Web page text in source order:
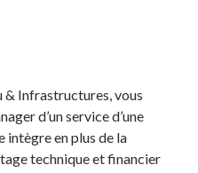
& Infrastructures, vous
d’un service d’une
intègre en plus de la
technique et financier